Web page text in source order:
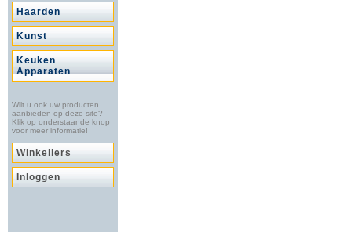
Haarden
Kunst
Keuken
Apparaten
Wilt u ook uw producten
aanbieden op deze site?
Klik op onderstaande knop
voor meer informatie!
Winkeliers
Inloggen